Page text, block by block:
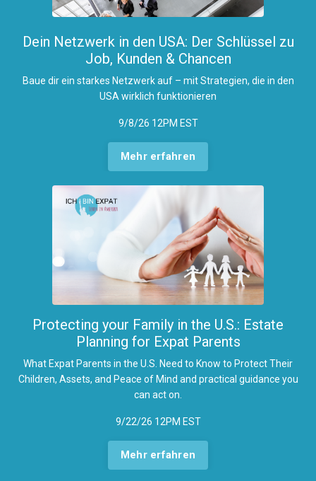
Dein Netzwerk in den USA: Der Schlüssel zu
Job, Kunden & Chancen
Baue dir ein starkes Netzwerk auf – mit Strategien, die in den
USA wirklich funktionieren
9/8/26 12PM EST
Mehr erfahren
Protecting your Family in the U.S.: Estate
Planning for Expat Parents
What Expat Parents in the U.S. Need to Know to Protect Their
Children, Assets, and Peace of Mind and practical guidance you
can act on.
9/22/26 12PM EST
Mehr erfahren